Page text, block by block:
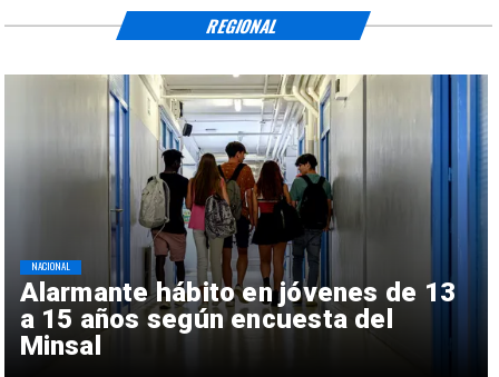
Alarmante hábito en jóvenes de 13
a 15 años según encuesta del
Minsal
NACIONAL
REGIONAL